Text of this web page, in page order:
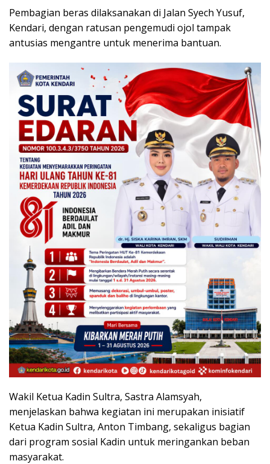
Pembagian beras dilaksanakan di Jalan Syech Yusuf,
Kendari, dengan ratusan pengemudi ojol tampak
antusias mengantre untuk menerima bantuan.
Wakil Ketua Kadin Sultra, Sastra Alamsyah,
menjelaskan bahwa kegiatan ini merupakan inisiatif
Ketua Kadin Sultra, Anton Timbang, sekaligus bagian
dari program sosial Kadin untuk meringankan beban
masyarakat.